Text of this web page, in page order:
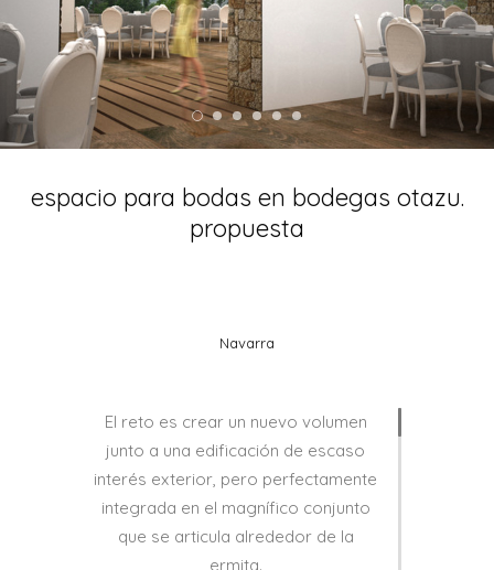
espacio para bodas en bodegas otazu.
propuesta
Navarra
El reto es crear un nuevo volumen
junto a una edificación de escaso
interés exterior, pero perfectamente
integrada en el magnífico conjunto
que se articula alrededor de la
ermita.